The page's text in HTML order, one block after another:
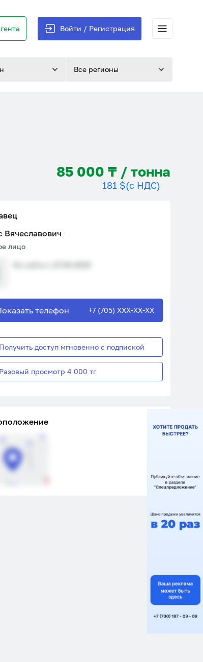
Войти / Регистрация
Все регионы
85 000 ₸ / тонна
181 $(с НДС)
Вячеславович
лицо
телефон +7 (705) XXX-XX-XX
Получить доступ мгновенно с подпиской
Разовый просмотр 4 000 тг